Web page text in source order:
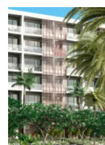
península privada,
la mejor experiencia de
soñar.
Waldorf Astoria, Cancún